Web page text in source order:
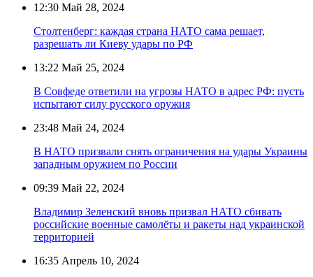
12:30 Май 28, 2024
Столтенберг: каждая страна НАТО сама решает,
разрешать ли Киеву удары по РФ
13:22 Май 25, 2024
В Совфеде ответили на угрозы НАТО в адрес РФ: пусть
испытают силу русского оружия
23:48 Май 24, 2024
В НАТО призвали снять ограничения на удары Украины
западным оружием по России
09:39 Май 22, 2024
Владимир Зеленский вновь призвал НАТО сбивать
российские военные самолёты и ракеты над украинской
территорией
16:35 Апрель 10, 2024